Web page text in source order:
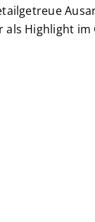
Highlight